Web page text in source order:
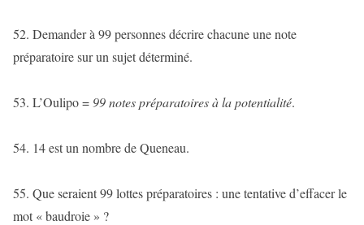
52. Demander à 99 personnes décrire chacune une note
préparatoire sur un sujet déterminé.
53. L’Oulipo = 99 notes préparatoires à la potentialité.
54. 14 est un nombre de Queneau.
55. Que seraient 99 lottes préparatoires : une tentative d’effacer le
mot « baudroie » ?